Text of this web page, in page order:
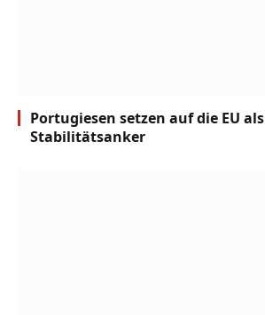
Portugiesen setzen auf die EU als
Stabilitätsanker